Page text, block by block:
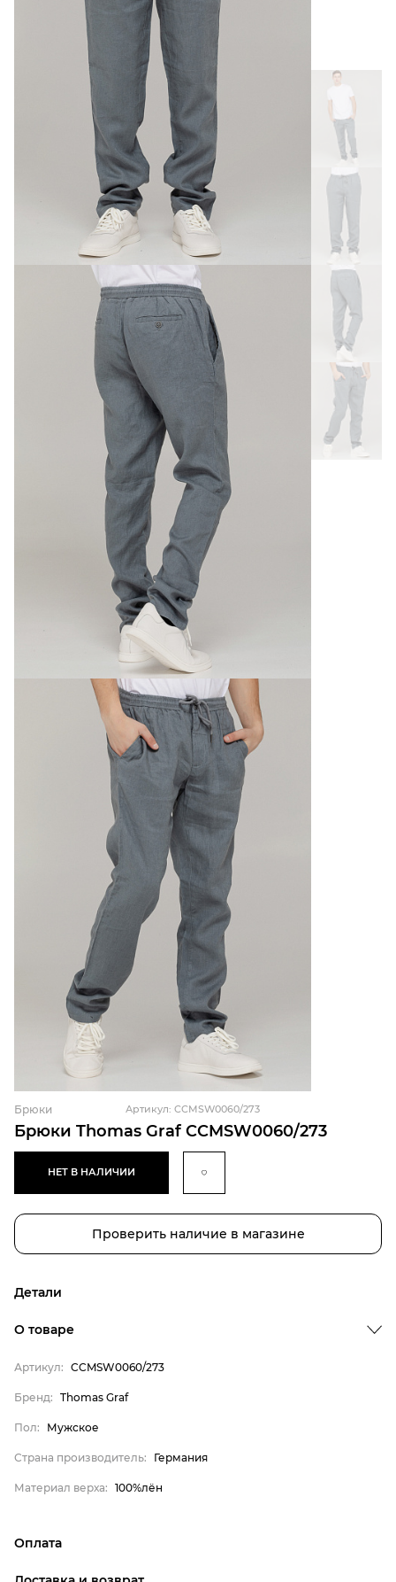
Брюки Thomas Graf CCMSW0060/273
Брюки Артикул: CCMSW0060/273
НЕТ В НАЛИЧИИ
Проверить наличие в магазине
Детали
О товаре
Артикул: CCMSW0060/273
Бренд: Thomas Graf
Пол: Мужское
Страна производитель: Германия
Материал верха: 100%лён
Оплата